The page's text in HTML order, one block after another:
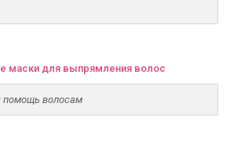
маски для выпрямления волос
помощь волосам